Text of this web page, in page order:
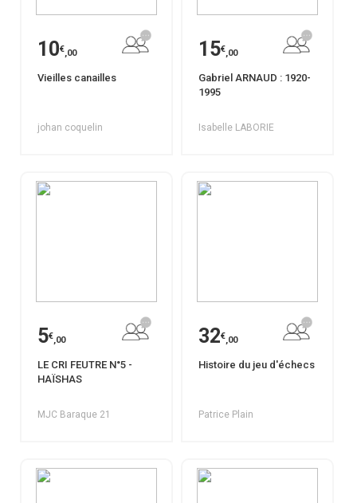
10€,00
Vieilles canailles
johan coquelin
15€,00
Gabriel ARNAUD : 1920-
1995
Isabelle LABORIE
5€,00
LE CRI FEUTRE N°5 -
HAÏSHAS
MJC Baraque 21
32€,00
Histoire du jeu d'échecs
Patrice Plain